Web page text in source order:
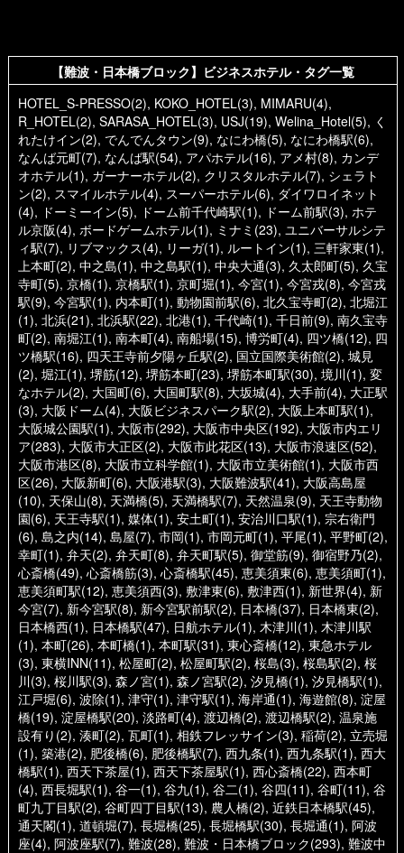
【難波・日本橋ブロック】ビジネスホテル・タグ一覧
HOTEL_S-PRESSO(2), KOKO_HOTEL(3), MIMARU(4),
R_HOTEL(2), SARASA_HOTEL(3), USJ(19), Welina_Hotel(5), く
れたけイン(2), でんでんタウン(9), なにわ橋(5), なにわ橋駅(6),
なんば元町(7), なんば駅(54), アパホテル(16), アメ村(8), カンデ
オホテル(1), ガーナーホテル(2), クリスタルホテル(7), シェラト
ン(2), スマイルホテル(4), スーパーホテル(6), ダイワロイネット
(4), ドーミーイン(5), ドーム前千代崎駅(1), ドーム前駅(3), ホテ
ル京阪(4), ボードゲームホテル(1), ミナミ(23), ユニバーサルシテ
ィ駅(7), リブマックス(4), リーガ(1), ルートイン(1), 三軒家東(1),
上本町(2), 中之島(1), 中之島駅(1), 中央大通(3), 久太郎町(5), 久宝
寺町(5), 京橋(1), 京橋駅(1), 京町堀(1), 今宮(1), 今宮戎(8), 今宮戎
駅(9), 今宮駅(1), 内本町(1), 動物園前駅(6), 北久宝寺町(2), 北堀江
(1), 北浜(21), 北浜駅(22), 北港(1), 千代崎(1), 千日前(9), 南久宝寺
町(2), 南堀江(1), 南本町(4), 南船場(15), 博労町(4), 四ツ橋(12), 四
ツ橋駅(16), 四天王寺前夕陽ヶ丘駅(2), 国立国際美術館(2), 城見
(2), 堀江(1), 堺筋(12), 堺筋本町(23), 堺筋本町駅(30), 境川(1), 変
なホテル(2), 大国町(6), 大国町駅(8), 大坂城(4), 大手前(4), 大正駅
(3), 大阪ドーム(4), 大阪ビジネスパーク駅(2), 大阪上本町駅(1),
大阪城公園駅(1), 大阪市(292), 大阪市中央区(192), 大阪市内エリ
ア(283), 大阪市大正区(2), 大阪市此花区(13), 大阪市浪速区(52),
大阪市港区(8), 大阪市立科学館(1), 大阪市立美術館(1), 大阪市西
区(26), 大阪新町(6), 大阪港駅(3), 大阪難波駅(41), 大阪高島屋
(10), 天保山(8), 天満橋(5), 天満橋駅(7), 天然温泉(9), 天王寺動物
園(6), 天王寺駅(1), 媒体(1), 安土町(1), 安治川口駅(1), 宗右衛門
(6), 島之内(14), 島屋(7), 市岡(1), 市岡元町(1), 平尾(1), 平野町(2),
幸町(1), 弁天(2), 弁天町(8), 弁天町駅(5), 御堂筋(9), 御宿野乃(2),
心斎橋(49), 心斎橋筋(3), 心斎橋駅(45), 恵美須東(6), 恵美須町(1),
恵美須町駅(12), 恵美須西(3), 敷津東(6), 敷津西(1), 新世界(4), 新
今宮(7), 新今宮駅(8), 新今宮駅前駅(2), 日本橋(37), 日本橋東(2),
日本橋西(1), 日本橋駅(47), 日航ホテル(1), 木津川(1), 木津川駅
(1), 本町(26), 本町橋(1), 本町駅(31), 東心斎橋(12), 東急ホテル
(3), 東横INN(11), 松屋町(2), 松屋町駅(2), 桜島(3), 桜島駅(2), 桜
川(3), 桜川駅(3), 森ノ宮(1), 森ノ宮駅(2), 汐見橋(1), 汐見橋駅(1),
江戸堀(6), 波除(1), 津守(1), 津守駅(1), 海岸通(1), 海遊館(8), 淀屋
橋(19), 淀屋橋駅(20), 淡路町(4), 渡辺橋(2), 渡辺橋駅(2), 温泉施
設有り(2), 湊町(2), 瓦町(1), 相鉄フレッサイン(3), 稲荷(2), 立売堀
(1), 築港(2), 肥後橋(6), 肥後橋駅(7), 西九条(1), 西九条駅(1), 西大
橋駅(1), 西天下茶屋(1), 西天下茶屋駅(1), 西心斎橋(22), 西本町
(4), 西長堀駅(1), 谷一(1), 谷九(1), 谷二(1), 谷四(11), 谷町(11), 谷
町九丁目駅(2), 谷町四丁目駅(13), 農人橋(2), 近鉄日本橋駅(45),
通天閣(1), 道頓堀(7), 長堀橋(25), 長堀橋駅(30), 長堀通(1), 阿波
座(4), 阿波座駅(7), 難波(28), 難波・日本橋ブロック(293), 難波中